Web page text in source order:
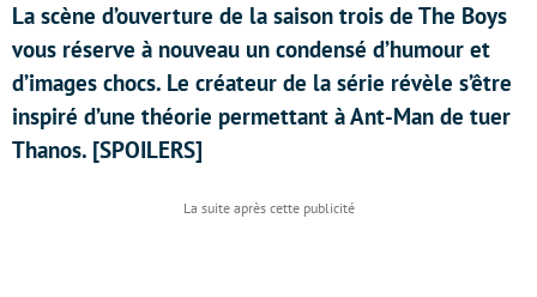
La scène d’ouverture de la saison trois de The Boys
vous réserve à nouveau un condensé d’humour et
d’images chocs. Le créateur de la série révèle s’être
inspiré d’une théorie permettant à Ant-Man de tuer
Thanos. [SPOILERS]